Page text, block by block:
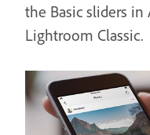
the Basic sliders
Lightroom Classic.